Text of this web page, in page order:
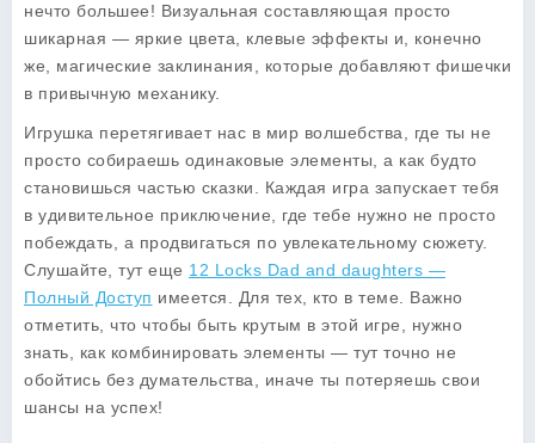
нечто большее! Визуальная составляющая просто
шикарная — яркие цвета, клевые эффекты и, конечно
же, магические заклинания, которые добавляют фишечки
в привычную механику.
Игрушка перетягивает нас в мир волшебства, где ты не
просто собираешь одинаковые элементы, а как будто
становишься частью сказки. Каждая игра запускает тебя
в удивительное приключение, где тебе нужно не просто
побеждать, а продвигаться по увлекательному сюжету.
Слушайте, тут еще 12 Locks Dad and daughters —
Полный Доступ имеется. Для тех, кто в теме. Важно
отметить, что чтобы быть крутым в этой игре, нужно
знать, как комбинировать элементы — тут точно не
обойтись без думательства, иначе ты потеряешь свои
шансы на успех!